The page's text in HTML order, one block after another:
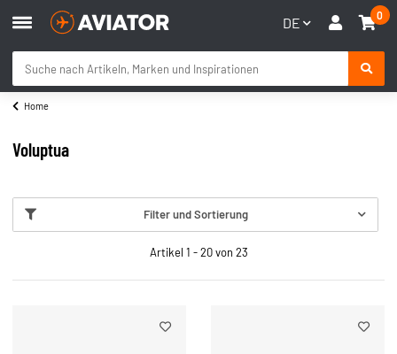
DE 0
Home
Voluptua
Filter und Sortierung
Artikel 1 - 20 von 23